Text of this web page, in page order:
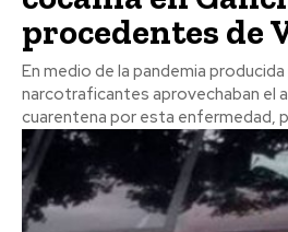
procedentes de
En medio de la pandemia
narcotraficantes aprovechaban el
cuarentena por esta enfermedad,